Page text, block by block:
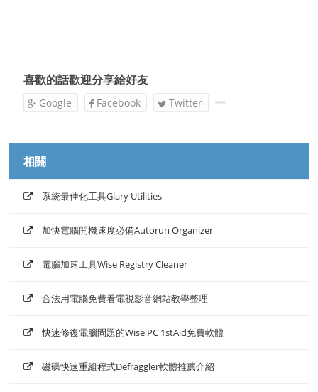
喜歡的話歡迎分享給好友
Google Facebook Twitter
相關
系統最佳化工具Glary Utilities
加快電腦開機速度必備Autorun Organizer
電腦加速工具Wise Registry Cleaner
合法用電腦免費看電視影音網站教學整理
快速修復電腦問題的Wise PC 1stAid免費軟體
磁碟快速重組程式Defraggler軟體推薦介紹